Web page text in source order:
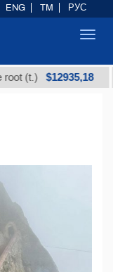
$12935,18
ENG TM РУС